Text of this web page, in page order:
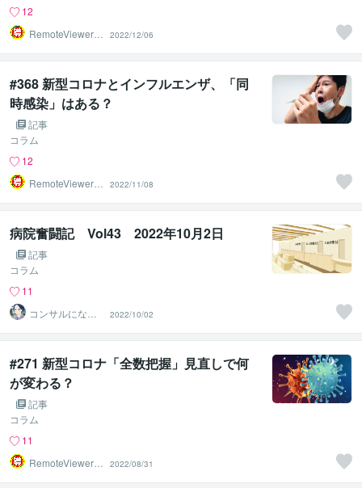
12
RemoteViewer導
2022/12/06
#368 新型コロナとインフルエンザ、「同
時感染」はある？
記事
コラム
12
RemoteViewer導
2022/11/08
病院奮闘記 Vol43 2022年10月2日
記事
コラム
11
コンサルになり
たい医事カチョ
ー
2022/10/02
#271 新型コロナ「全数把握」見直しで何
が変わる？
記事
コラム
11
RemoteViewer導
2022/08/31